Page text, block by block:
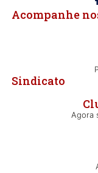
Agora
Sindicato
Acompanhe